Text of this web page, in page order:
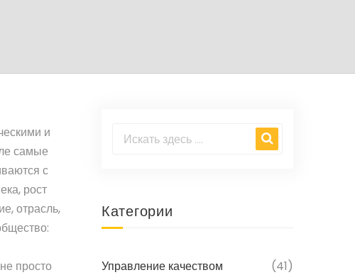
и
самые
с
рост
,отрасль,
просто
Категории
Управление качеством (41)